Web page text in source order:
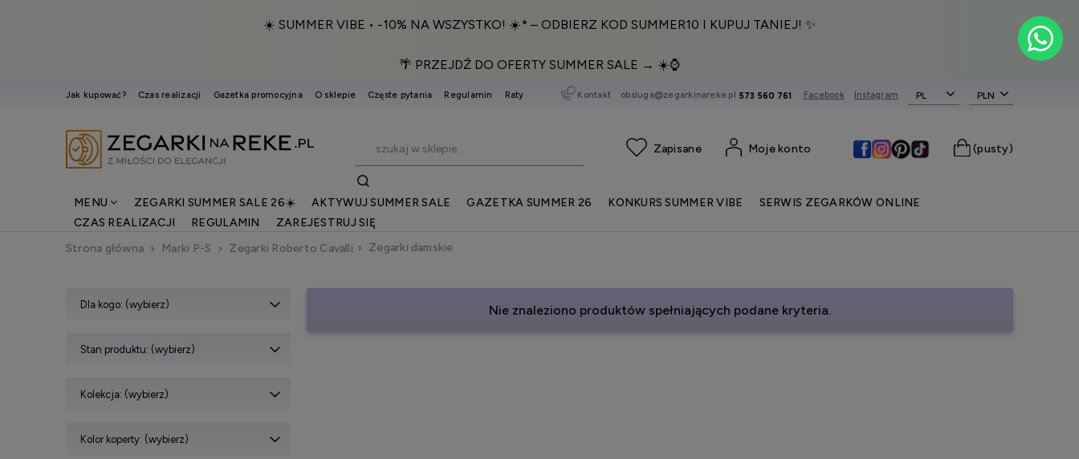
☀️ SUMMER VIBE • -10% NA WSZYSTKO! ☀️* – ODBIERZ KOD SUMMER10 I KUPUJ TANIEJ! ✨
🌴 PRZEJDŹ DO OFERTY SUMMER SALE → ☀️⌚️
Jak kupować? Czas realizacji Gazetka promocyjna O sklepie Częste pytania Regulamin Raty Kontakt obsluga@zegarkinareke.pl 573 560 761 Facebook Instagram PL
(pusty)
Moje konto
MENU ZEGARKI SUMMER SALE 26☀️ AKTYWUJ SUMMER SALE GAZETKA SUMMER 26 KONKURS SUMMER VIBE
SERWIS ZEGARKÓW ONLINE
CZAS REALIZACJI
REGULAMIN
ZAREJESTRUJ SIĘ
Strona główna
Marki P-S Zegarki Roberto Cavalli Zegarki damskie
Dla kogo: (wybierz)
Stan produktu: (wybierz)
Kolekcja: (wybierz)
Kolor koperty: (wybierz)
Nie znaleziono produktów spełniających podane kryteria.